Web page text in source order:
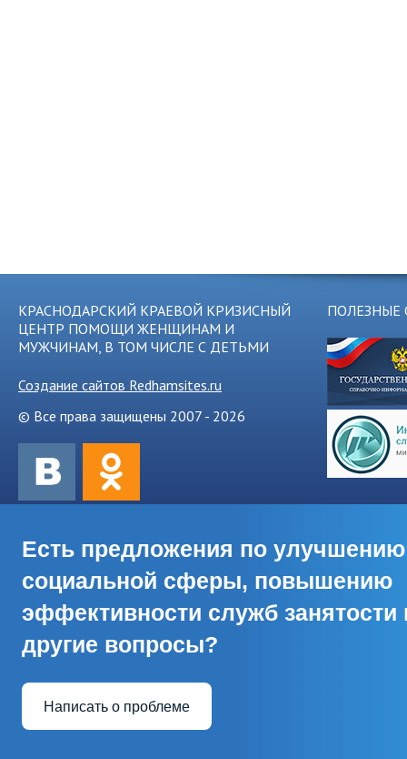
КРАСНОДАРСКИЙ КРАЕВОЙ КРИЗИСНЫЙ
ЦЕНТР ПОМОЩИ ЖЕНЩИНАМ И
МУЖЧИНАМ, В ТОМ ЧИСЛЕ С ДЕТЬМИ
Создание сайтов Redhamsites.ru
© Все права защищены 2007 - 2026
ПОЛЕЗНЫЕ
Есть предложения по улучшению
социальной сферы, повышению
эффективности служб занятости
другие вопросы?
Написать о проблеме